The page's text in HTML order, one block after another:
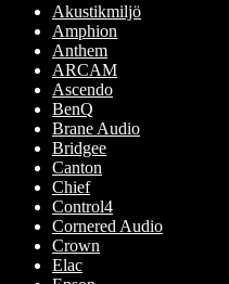
Akustikmiljö
Amphion
Anthem
ARCAM
Ascendo
BenQ
Brane Audio
Bridgee
Canton
Chief
Control4
Cornered Audio
Crown
Elac